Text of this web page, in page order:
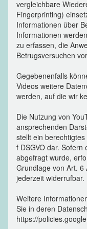
vergleichbare
Fingerprinting)
Informationen über
Informationen
zu erfassen, die
Betrugsversuchen
Gegebenenfalls
Videos weitere
werden, auf die wir
Die Nutzung von
ansprechenden
stellt ein
f DSGVO dar.
abgefragt wurde,
Grundlage von Art. 6
jederzeit widerrufbar.
Weitere
Sie in deren
https://